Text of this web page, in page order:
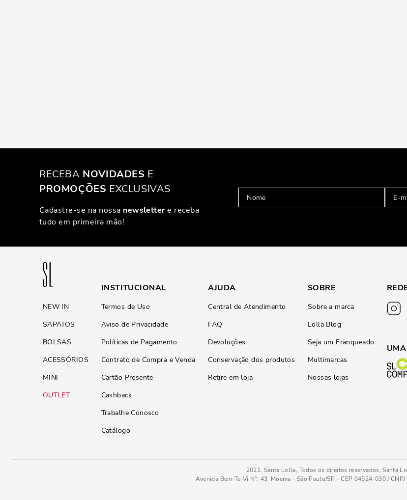
RECEBA NOVIDADES E
PROMOÇÕES EXCLUSIVAS
Cadastre-se na nossa newslettere receba
tudo em primeira mão!
NEW IN
SAPATOS
BOLSAS
ACESSÓRIOS
MINI
OUTLET
INSTITUCIONAL
Termos de Uso
Aviso de Privacidade
Políticas de Pagamento
Contrato de Compra e Venda
Cartão Presente
Cashback
Trabalhe Conosco
Catálogo
AJUDA
Central de Atendimento
FAQ
Devoluções
Conservação dos produtos
Retire em loja
SOBRE
Sobre a marca
Lolla Blog
Seja um Franqueado
Multimarcas
Nossas lojas
2021, Santa Lolla, Todos os direitos reservados, Santa
Avenida Bem-Te-Vi N°: 43, Moema - São Paulo/SP - CEP 04524-030 /